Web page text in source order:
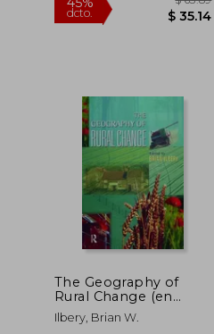
45%
dcto.
The Geography of
Rural Change (en
Inglés)
Ilbery, Brian W.